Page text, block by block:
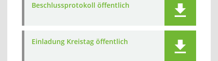
Beschlussprotokoll öffentlich
Einladung Kreistag öffentlich